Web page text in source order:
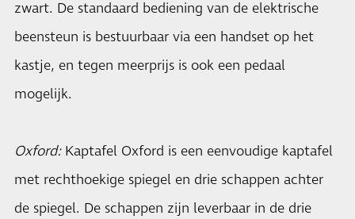
zwart. De standaard bediening van de elektrische
beensteun is bestuurbaar via een handset op het
kastje, en tegen meerprijs is ook een pedaal
mogelijk.
Oxford:Kaptafel Oxford is een eenvoudige kaptafel
met rechthoekige spiegel en drie schappen achter
de spiegel. De schappen zijn leverbaar in de drie